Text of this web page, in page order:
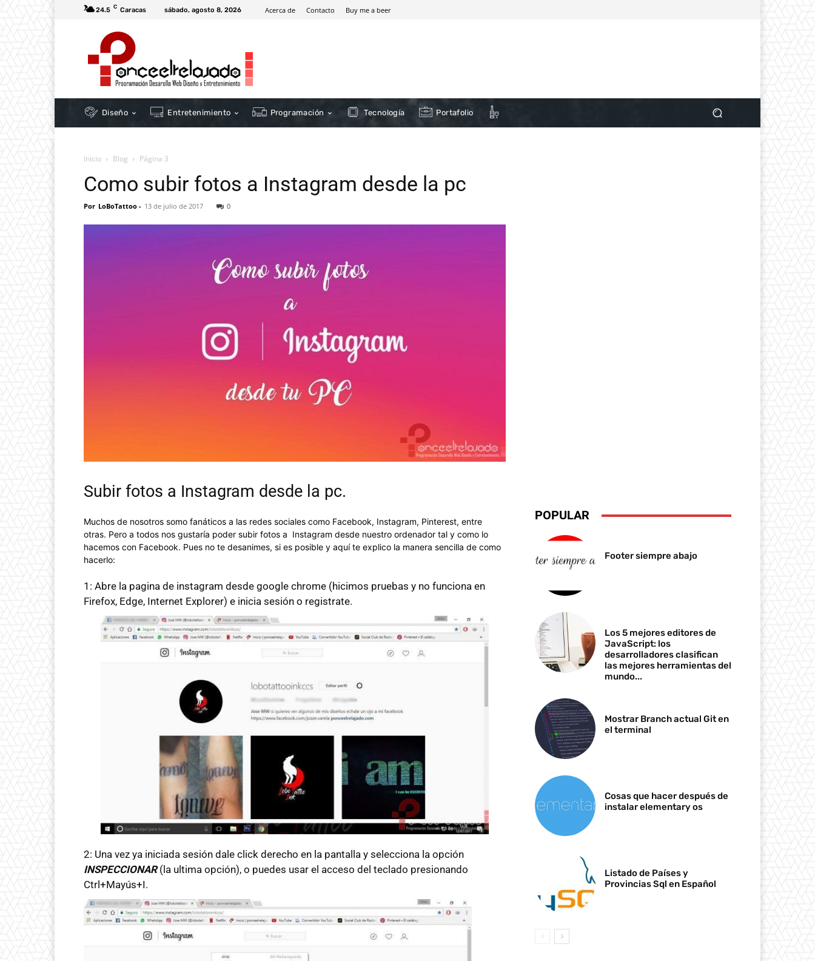
24.5 C Caracas sábado, agosto 8, 2026 Acerca de Contacto Buy me a beer
Diseño Entretenimiento Programación Tecnología Portafolio
Inicio Blog Página 3
Como subir fotos a Instagram desde la pc
Por LoBoTattoo - 13 de julio de 2017 0
Subir fotos a Instagram desde la pc.
Muchos de nosotros somo fanáticos a las redes sociales como Facebook, Instagram, Pinterest, entre
otras. Pero a todos nos gustaría poder subir fotos a Instagram desde nuestro ordenador tal y como lo
hacemos con Facebook. Pues no te desanimes, si es posible y aquí te explico la manera sencilla de como
hacerlo:
1: Abre la pagina de instagram desde google chrome (hicimos pruebas y no funciona en
Firefox, Edge, Internet Explorer) e inicia sesión o registrate.
2: Una vez ya iniciada sesión dale click derecho en la pantalla y selecciona la opción
INSPECCIONAR (la ultima opción), o puedes usar el acceso del teclado presionando
Ctrl+Mayús+I.
POPULAR
Footer siempre abajo
Los 5 mejores editores de
JavaScript: los
desarrolladores clasifican
las mejores herramientas del
mundo...
Mostrar Branch actual Git en
el terminal
Cosas que hacer después de
instalar elementary os
Listado de Países y
Provincias Sql en Español